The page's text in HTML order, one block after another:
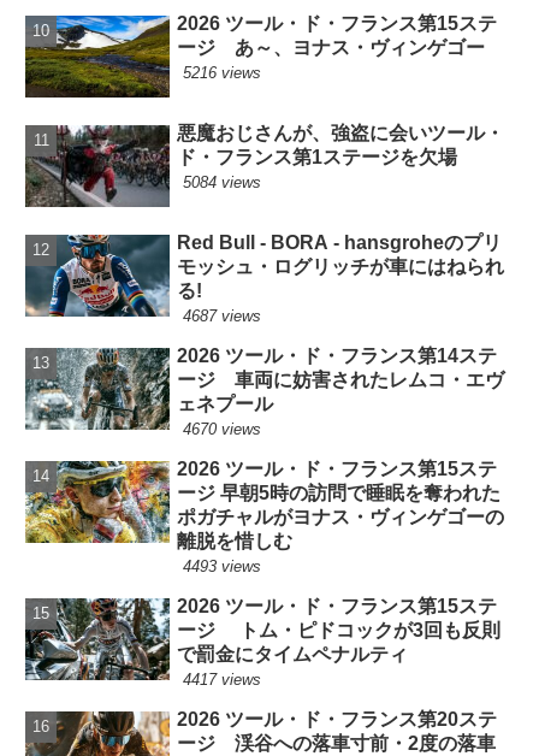
2026 ツール・ド・フランス第15ステ
ージ あ～、ヨナス・ヴィンゲゴー
5216 views
悪魔おじさんが、強盗に会いツール・
ド・フランス第1ステージを欠場
5084 views
Red Bull - BORA - hansgroheのプリ
モッシュ・ログリッチが車にはねられ
る!
4687 views
2026 ツール・ド・フランス第14ステ
ージ 車両に妨害されたレムコ・エヴ
ェネプール
4670 views
2026 ツール・ド・フランス第15ステ
ージ 早朝5時の訪問で睡眠を奪われた
ポガチャルがヨナス・ヴィンゲゴーの
離脱を惜しむ
4493 views
2026 ツール・ド・フランス第15ステ
ージ トム・ピドコックが3回も反則
で罰金にタイムペナルティ
4417 views
2026 ツール・ド・フランス第20ステ
ージ 渓谷への落車寸前・2度の落車